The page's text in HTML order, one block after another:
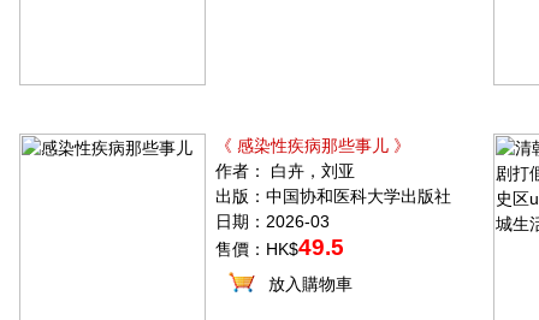
《 感染性疾病那些事儿 》
作者： 白卉，刘亚
出版：中国协和医科大学出版社
日期：2026-03
售價：HK$49.5
放入購物車